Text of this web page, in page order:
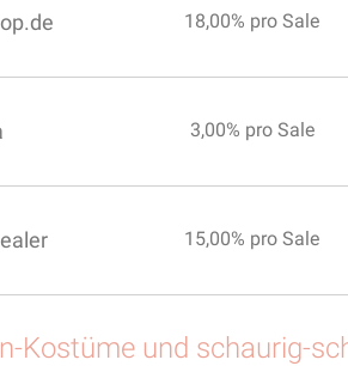
18,00% pro Sale
3,00% pro Sale
15,00% pro Sale
Kostüme und schaurig-